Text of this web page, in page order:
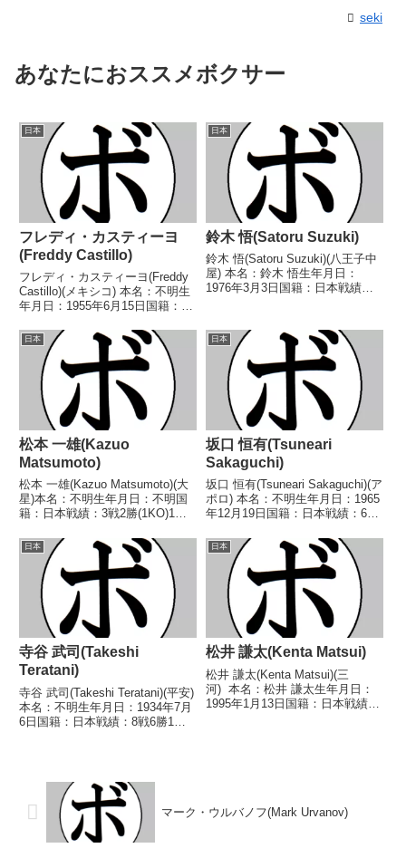
seki
あなたにおススメボクサー
日本
フレディ・カスティーヨ
(Freddy Castillo)
フレディ・カスティーヨ(Freddy
Castillo)(メキシコ) 本名：不明生
年月日：1955年6月15日国籍：メ
敗5分 【獲得タイトル】第3代
WBC世界ライトフライ級王座第
19代WBC世界フライ...
日本
鈴木 悟(Satoru Suzuki)
鈴木 悟(Satoru Suzuki)(八王子中
屋) 本名：鈴木 悟生年月日：
1976年3月3日国籍：日本戦績：
新人王第48代日本ミドル級王座
第50代日本ミドル級王座 ...
日本
松本 一雄(Kazuo
Matsumoto)
松本 一雄(Kazuo Matsumoto)(大
星)本名：不明生年月日：不明国
籍：日本戦績：3戦2勝(1KO)1敗
本ミドル級新人王【戦歴】
1957/11/29 ○1RKO 本田 祐(ナ
ガタ)■1957年度西日...
日本
坂口 恒有(Tsuneari
Sakaguchi)
坂口 恒有(Tsuneari Sakaguchi)(ア
ポロ) 本名：不明生年月日：1965
年12月19日国籍：日本戦績：6戦
歴】1989/01/21 ●4RTKO 山本
尚司(クラトキ)1989/05/30 ...
日本
寺谷 武司(Takeshi
Teratani)
寺谷 武司(Takeshi Teratani)(平安)
本名：不明生年月日：1934年7月
6日国籍：日本戦績：8戦6勝1敗1
明) 橋本 国...
日本
松井 謙太(Kenta Matsui)
松井 謙太(Kenta Matsui)(三
河) 本名：松井 謙太生年月日：
1995年1月13日国籍：日本戦績：
マーク・ウルバノフ(Mark Urvanov)